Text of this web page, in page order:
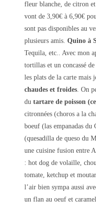
fleur blanche, de citron
vont de 3,90€ à 6,90€
sont pas disponibles au
plusieurs amis. Quino à
Tequila, etc.. Avec mon
tortillas et un concassé
les plats de la carte mais
chaudes et froides. On
du tartare de poisson
citronnées (choros a la
boeuf (las empanadas du
(quesadilla de queso du
une cuisine fusion entre
: hot dog de volaille,
tomate, ketchup et
l’air bien sympa aussi
un flan au oeuf et